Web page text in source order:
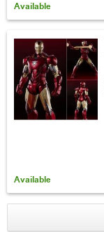
Available
Available